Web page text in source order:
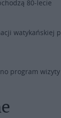
80-lecie
watykańskiej
program wizyty